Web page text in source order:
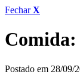
FecharX
Comida:
Postado em 28/09/